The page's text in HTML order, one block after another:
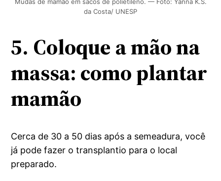
da Costa/ UNESP
5. Coloque a mão na
massa: como plantar
mamão
Cerca de 30 a 50 dias após a semeadura, você
já pode fazer o transplantio para o local
preparado.